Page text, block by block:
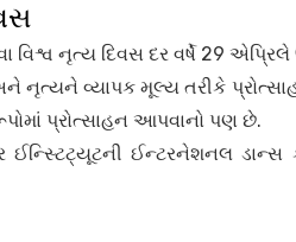
નૃત્ય દિવસ દર વર્ષે 29
વ્યાપક મૂલ્ય તરીકે
પ્રોત્સાહન આપવાનો પણ છે.
ઈન્ટરનેશનલ ડાન્સ